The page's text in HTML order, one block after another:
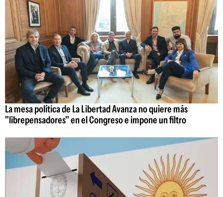
La mesa política de La Libertad Avanza no quiere más
"librepensadores" en el Congreso e impone un filtro